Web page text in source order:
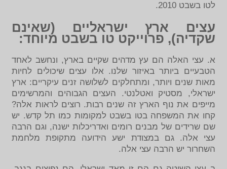
לטו בשבט 2010.
עצים ארץ ישראליים (שאינם
שקדיה), פרוייקט טו בשבט מיוחד:
א. עצי האלה הם עץ מדהים שקיים בארץ, ונחשב לאחד
הטבעיים ביותר באיזור שלנו. אלו עצים שיכולים לחיות
מאות שנים ויותר, ומתחלקים לשלושה זנים עיקריים: ארץ
ישראלי, מסטיק ואטלנטי. העצים הגבוהים והמרשימים
מייפים את נוף הארץ זה שנים רבות. רוצים לראות אלה?
קחו את המשפחה בטו בשבט למקומות כמו תל קדש. יש
שם שרידים של מבנים רומים ואדריכלות ישנה, וגם הרבה
עצי אלה. גם במצודת ישע הידועה מתקופת מלחמת
השחרור יש הרבה עצי אלה.